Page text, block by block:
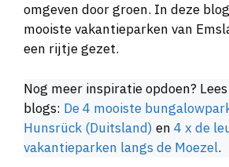
omgeven door groen. In deze
mooiste vakantieparken van
een rijtje gezet.
Nog meer inspiratie opdoen?
blogs: De 4 mooiste
Hunsrück (Duitsland) en 4 x de
vakantieparken langs de Moezel.